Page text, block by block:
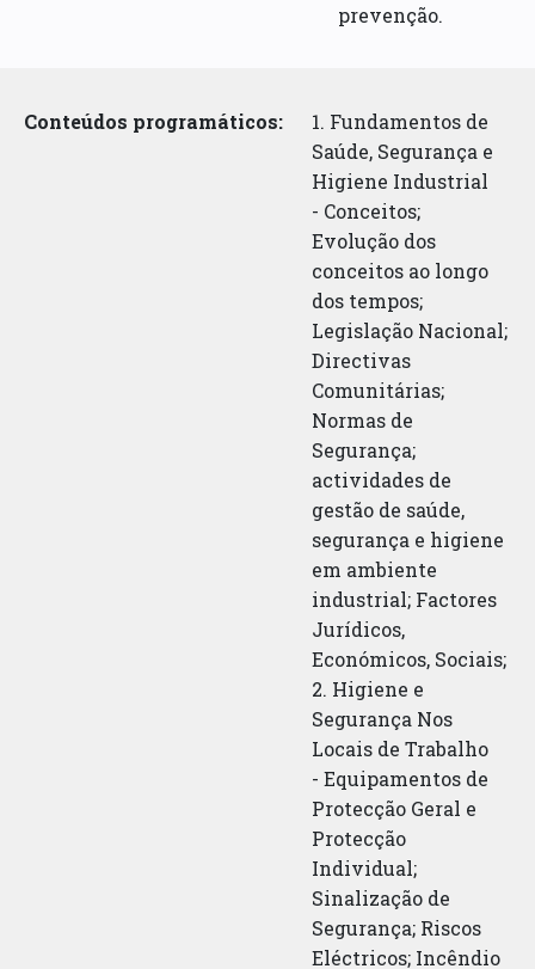
prevenção.
Conteúdos programáticos:
1. Fundamentos de
Saúde, Segurança e
Higiene Industrial
- Conceitos;
Evolução dos
conceitos ao longo
dos tempos;
Legislação Nacional;
Directivas
Comunitárias;
Normas de
Segurança;
actividades de
gestão de saúde,
segurança e higiene
em ambiente
industrial; Factores
Jurídicos,
Económicos, Sociais;
2. Higiene e
Segurança Nos
Locais de Trabalho
- Equipamentos de
Protecção Geral e
Protecção
Individual;
Sinalização de
Segurança; Riscos
Eléctricos; Incêndio